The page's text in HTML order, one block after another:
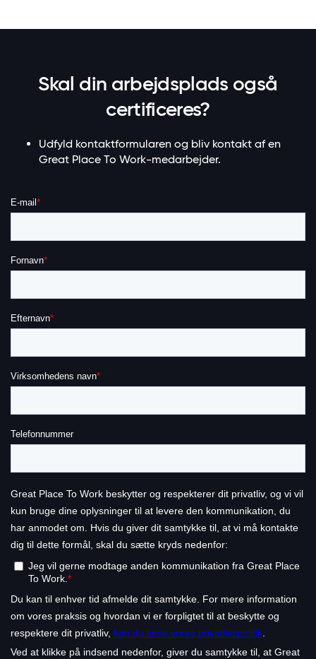
Skal din arbejdsplads også
certificeres?
Udfyld kontaktformularen og bliv kontakt af en
Great Place To Work-medarbejder.